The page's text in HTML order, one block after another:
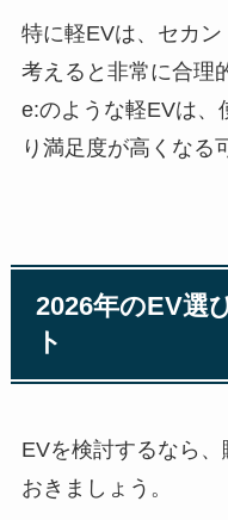
特に軽EVは、セカ
考えると非常に合理
e:のような軽EVは、
り満足度が高くなる
2026年のEV選
ト
EVを検討するなら
おきましょう。